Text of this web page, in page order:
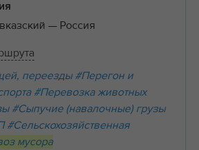
— Россия
переезды #Перегон и
#Перевозка животных
#Сыпучие (навалочные) грузы
#Сельскохозяйственная
мусора